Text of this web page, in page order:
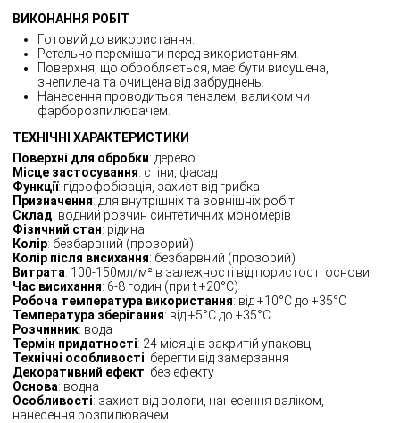
ВИКОНАННЯ РОБІТ
Готовий до використання.
Ретельно перемішати перед використанням.
Поверхня, що обробляється, має бути висушена,
знепилена та очищена від забруднень.
Нанесення проводиться пензлем, валиком чи
фарборозпилювачем.
ТЕХНІЧНІ ХАРАКТЕРИСТИКИ
Поверхні для обробки: дерево
Місце застосування: стіни, фасад
Функції: гідрофобізація, захист від грибка
Призначення: для внутрішніх та зовнішніх робіт
Склад: водний розчин синтетичних мономерів
Фізичний стан: рідина
Колір: безбарвний (прозорий)
Колір після висихання: безбарвний (прозорий)
Витрата: 100-150мл/м² в залежності від пористості основи
Час висихання: 6-8 годин (при t +20°С)
Робоча температура використання: від +10°C до +35°C
Температура зберігання: від +5°C до +35°C
Розчинник: вода
Термін придатності: 24 місяці в закритій упаковці
Технічні особливості: берегти від замерзання
Декоративний ефект: без ефекту
Основа: водна
Особливості: захист від вологи, нанесення валіком,
нанесення розпилювачем